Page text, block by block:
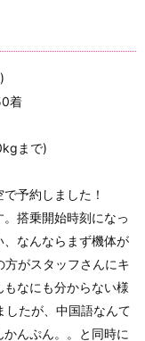
着
まで)
予約しました！
搭乗開始時刻になっ
なんならまず機体が
がスタッフさんにキ
なにも分からない様
したが、中国語なんて
んぷん。。と同時に